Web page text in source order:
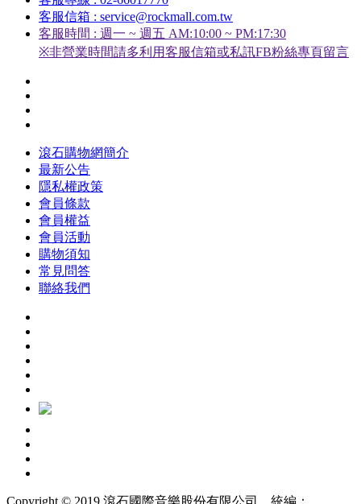
客服信箱 : service@rockmall.com.tw
客服時間 : 週一 ~ 週五 AM:10:00 ~ PM:17:30
※非營業時間請多利用客服信箱或私訊FB粉絲專頁留言
滾石購物網簡介
最新公告
隱私權政策
會員條款
會員權益
會員活動
購物須知
常見問答
聯絡我們
Copyright © 2019 滾石國際音樂股份有限公司 統編：